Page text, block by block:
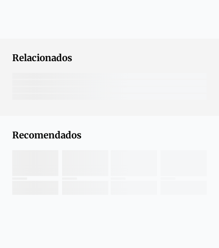
Relacionados
Recomendados